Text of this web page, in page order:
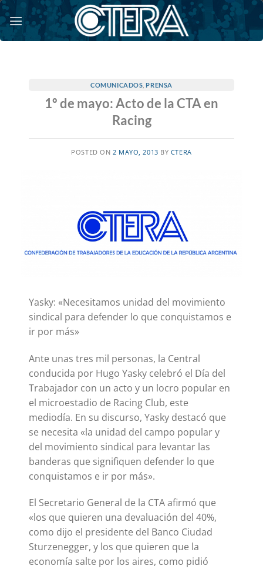
Saltar
al
contenido
COMUNICADOS ,PRENSA
1º de mayo: Acto de la CTA en
Racing
POSTED ON 2 MAYO, 2013 BY CTERA
Yasky: «Necesitamos unidad del movimiento
sindical para defender lo que conquistamos e
ir por más»
Ante unas tres mil personas, la Central
conducida por Hugo Yasky celebró el Día del
Trabajador con un acto y un locro popular en
el microestadio de Racing Club, este
mediodía. En su discurso, Yasky destacó que
se necesita «la unidad del campo popular y
del movimiento sindical para levantar las
banderas que signifiquen defender lo que
conquistamos e ir por más».
El Secretario General de la CTA afirmó que
«los que quieren una devaluación del 40%,
como dijo el presidente del Banco Ciudad
Sturzenegger, y los que quieren que la
economía salte por los aires, como pidió